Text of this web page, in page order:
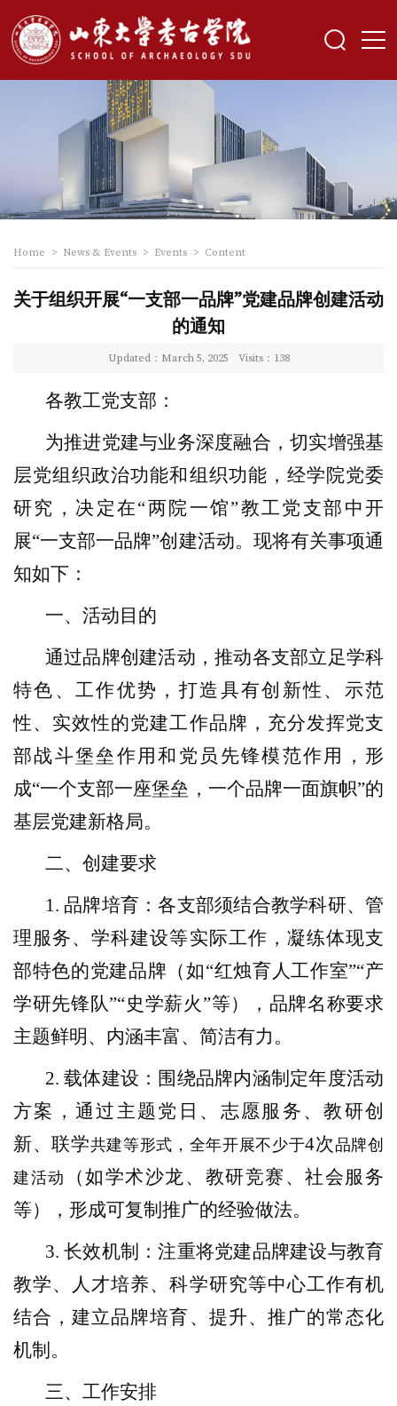
Home > News & Events > Events > Content
关于组织开展“一支部一品牌”党建品牌创建活动
的通知
Updated：March 5, 2025 Visits： 138
各教工党支部：
为推进党建与业务深度融合，切实增强基
层党组织政治功能和组织功能，经学院党委
研究，决定在“两院一馆”教工党支部中开
展“一支部一品牌”创建活动。现将有关事项通
知如下：
一、活动目的
通过品牌创建活动，推动各支部立足学科
特色、工作优势，打造具有创新性、示范
性、实效性的党建工作品牌，充分发挥党支
部战斗堡垒作用和党员先锋模范作用，形
成“一个支部一座堡垒，一个品牌一面旗帜”的
基层党建新格局。
二、创建要求
1. 品牌培育：各支部须结合教学科研、管
理服务、学科建设等实际工作，凝练体现支
部特色的党建品牌（如“红烛育人工作室”“产
学研先锋队”“史学薪火”等），品牌名称要求
主题鲜明、内涵丰富、简洁有力。
2.载体建设：围绕品牌内涵制定年度活动
方案，通过主题党日、志愿服务、教研创
新、联学共建等形式，全年开展不少于4次 品牌创
建活动
（如学术沙龙、教研竞赛、社会服务
等），形成可复制推广的经验做法。
3.长效机制：注重将党建品牌建设与教育
教学、人才培养、科学研究等中心工作有机
结合，建立品牌培育、提升、推广的常态化
机制。
三、工作安排